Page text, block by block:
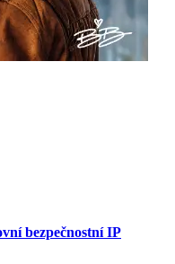
bezpečnostní IP